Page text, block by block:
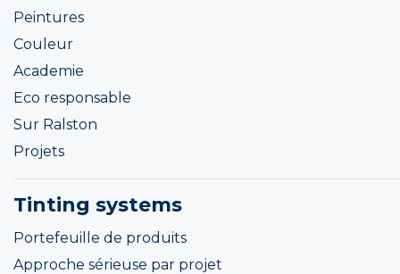
Peintures
Couleur
Academie
Eco responsable
Sur Ralston
Projets
Tinting systems
Portefeuille de produits
Approche sérieuse par projet